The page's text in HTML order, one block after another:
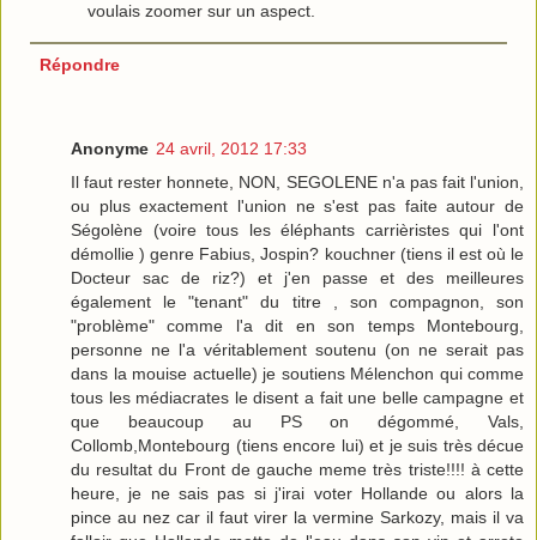
voulais zoomer sur un aspect.
Répondre
Anonyme 24 avril, 2012 17:33
Il faut rester honnete, NON, SEGOLENE n'a pas fait l'union,
ou plus exactement l'union ne s'est pas faite autour de
Ségolène (voire tous les éléphants carrièristes qui l'ont
démollie ) genre Fabius, Jospin? kouchner (tiens il est où le
Docteur sac de riz?) et j'en passe et des meilleures
également le "tenant" du titre , son compagnon, son
"problème" comme l'a dit en son temps Montebourg,
personne ne l'a véritablement soutenu (on ne serait pas
dans la mouise actuelle) je soutiens Mélenchon qui comme
tous les médiacrates le disent a fait une belle campagne et
que beaucoup au PS on dégommé, Vals,
Collomb,Montebourg (tiens encore lui) et je suis très décue
du resultat du Front de gauche meme très triste!!!! à cette
heure, je ne sais pas si j'irai voter Hollande ou alors la
pince au nez car il faut virer la vermine Sarkozy, mais il va